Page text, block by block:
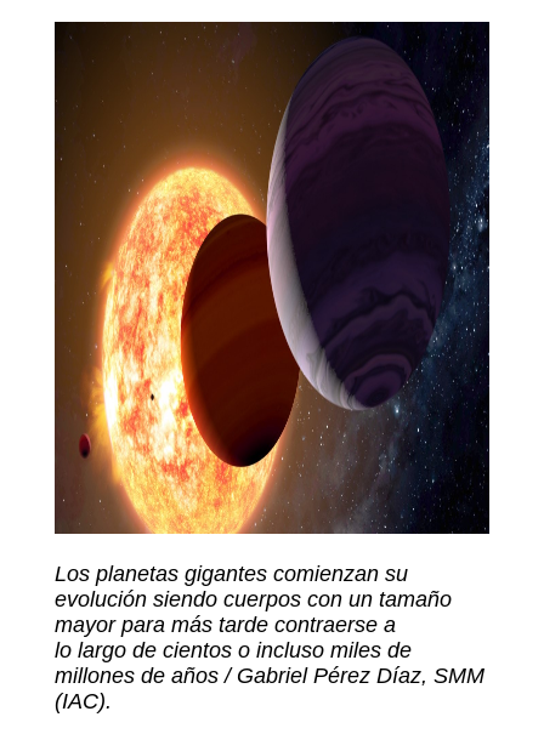
Los planetas gigantes comienzan su
evolución siendo cuerpos con un tamaño
mayor para más tarde contraerse a
lo largo de cientos o incluso miles de
millones de años / Gabriel Pérez Díaz, SMM
(IAC).